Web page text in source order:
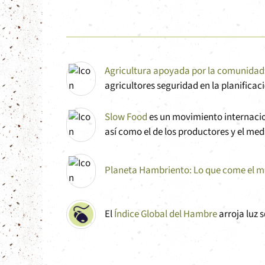
Agricultura apoyada por la
agricultores seguridad en la
Slow Foodes un movimiento
así como el de los productores y el
Planeta Hambriento: Lo que come el
ElÍndice Global del Hambrearroja luz